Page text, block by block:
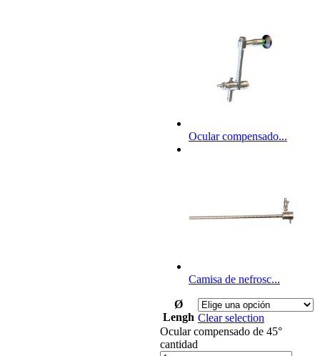
Ocular compensado...
Camisa de nefrosc...
Ø
Lengh Clear selection
Ocular compensado de 45°
cantidad